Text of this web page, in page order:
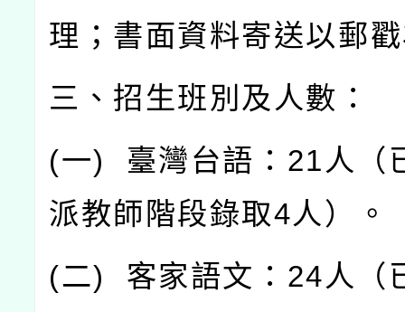
理；書面資料寄送以郵
三、招生班別及人數：
(一) 臺灣台語： 21 人（
派教師階段錄取4人）。
(二) 客家語文： 24人（